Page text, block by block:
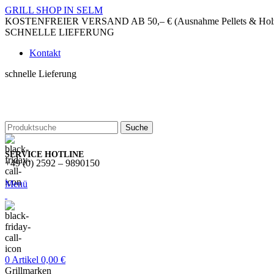
GRILL SHOP IN SELM
KOSTENFREIER VERSAND AB 50,– € (Ausnahme Pellets &
SCHNELLE LIEFERUNG
Kontakt
schnelle Lieferung
Suche
SERVICE HOTLINE
+49 (0) 2592 – 9890150
Menü
0 Artikel 0,00 €
Grillmarken